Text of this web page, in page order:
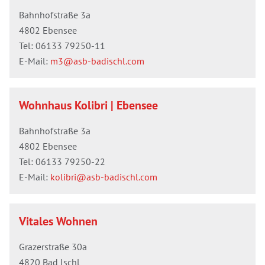
Bahnhofstraße 3a
4802 Ebensee
Tel: 06133 79250-11
E-Mail: m3@asb-badischl.com
Wohnhaus Kolibri | Ebensee
Bahnhofstraße 3a
4802 Ebensee
Tel: 06133 79250-22
E-Mail: kolibri@asb-badischl.com
Vitales Wohnen
Grazerstraße 30a
4820 Bad Ischl